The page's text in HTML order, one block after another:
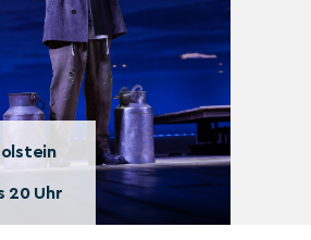
20 Uhr